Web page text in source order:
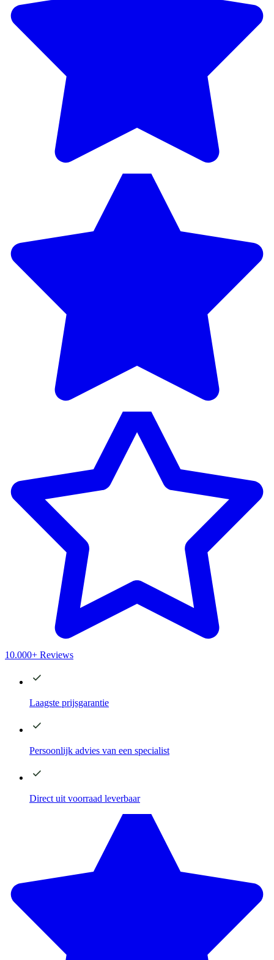
10.000+ Reviews
Laagste prijsgarantie
Persoonlijk advies van een specialist
Direct uit voorraad leverbaar